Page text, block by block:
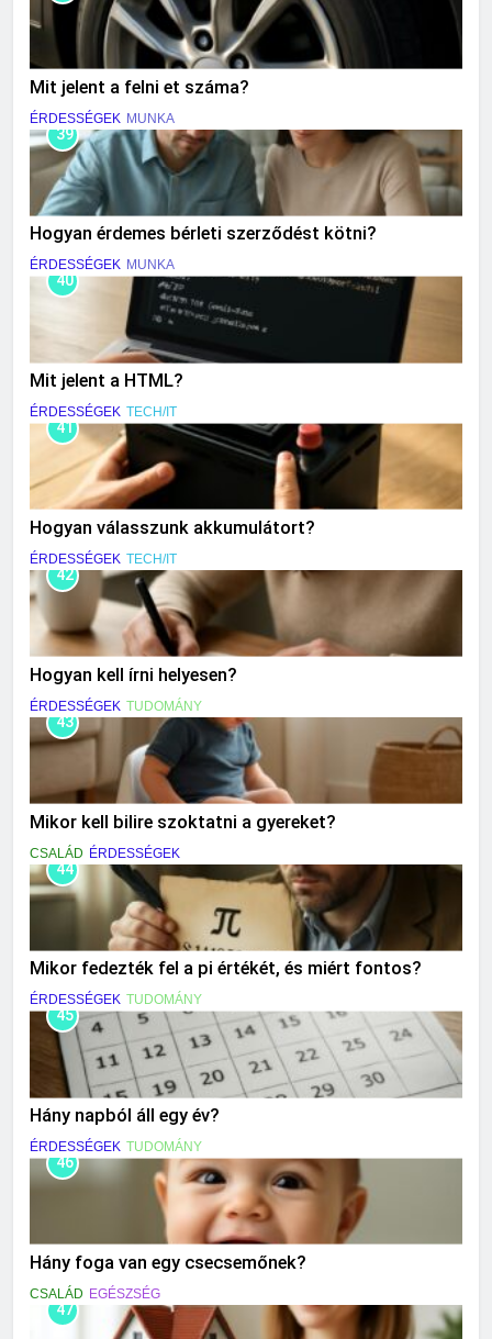
Mit jelent a felni et száma?
ÉRDESSÉGEK MUNKA
39
Hogyan érdemes bérleti szerződést kötni?
ÉRDESSÉGEK MUNKA
40
Mit jelent a HTML?
ÉRDESSÉGEK TECH/IT
41
Hogyan válasszunk akkumulátort?
ÉRDESSÉGEK TECH/IT
42
Hogyan kell írni helyesen?
ÉRDESSÉGEK TUDOMÁNY
43
Mikor kell bilire szoktatni a gyereket?
CSALÁD ÉRDESSÉGEK
44
Mikor fedezték fel a pi értékét, és miért fontos?
ÉRDESSÉGEK TUDOMÁNY
45
Hány napból áll egy év?
ÉRDESSÉGEK TUDOMÁNY
46
Hány foga van egy csecsemőnek?
CSALÁD EGÉSZSÉG
47